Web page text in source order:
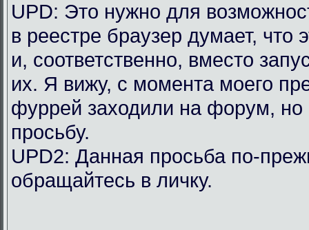
UPD: Это нужно для
в реестре браузер думает, что
и, соответственно, вместо
их. Я вижу, с момента моего
фуррей заходили на форум, но
просьбу.
UPD2: Данная просьба по-
обращайтесь в личку.